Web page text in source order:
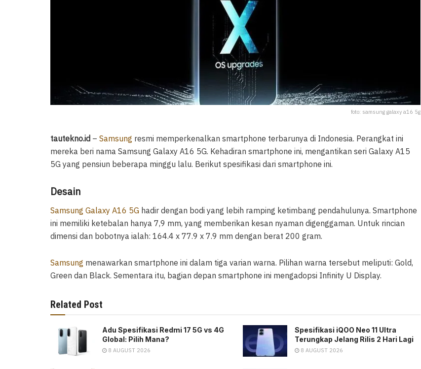
foto: samsung galaxy a16 5g
tautekno.id – Samsung resmi memperkenalkan smartphone terbarunya di Indonesia. Perangkat ini
mereka beri nama Samsung Galaxy A16 5G. Kehadiran smartphone ini, mengantikan seri Galaxy A15
5G yang pensiun beberapa minggu lalu. Berikut spesifikasi dari smartphone ini.
Desain
Samsung Galaxy A16 5G hadir dengan bodi yang lebih ramping ketimbang pendahulunya. Smartphone
ini memiliki ketebalan hanya 7,9 mm, yang memberikan kesan nyaman digenggaman. Untuk rincian
dimensi dan bobotnya ialah: 164.4 x 77.9 x 7.9 mm dengan berat 200 gram.
Samsung menawarkan smartphone ini dalam tiga varian warna. Pilihan warna tersebut meliputi: Gold,
Green dan Black. Sementara itu, bagian depan smartphone ini mengadopsi Infinity U Display.
Related Post
Adu Spesifikasi Redmi 17 5G vs 4G
Global: Pilih Mana?
8 AUGUST 2026
Spesifikasi iQOO Neo 11 Ultra
Terungkap Jelang Rilis 2 Hari Lagi
8 AUGUST 2026